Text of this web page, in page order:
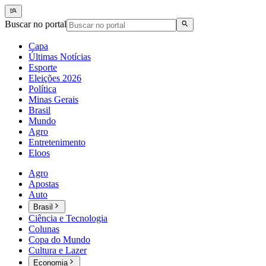
Buscar no portal
Capa
Últimas Notícias
Esporte
Eleições 2026
Política
Minas Gerais
Brasil
Mundo
Agro
Entretenimento
Eloos
Agro
Apostas
Auto
Brasil
Ciência e Tecnologia
Colunas
Copa do Mundo
Cultura e Lazer
Economia